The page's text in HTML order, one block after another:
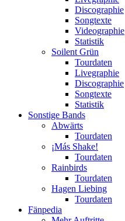
Discographie
Songtexte
Videographie
Statistik
Soilent Grün
Tourdaten
Livegraphie
Discographie
Songtexte
Statistik
Sonstige Bands
Abwärts
Tourdaten
¡Más Shake!
Tourdaten
Rainbirds
Tourdaten
Hagen Liebing
Tourdaten
Fänpedia